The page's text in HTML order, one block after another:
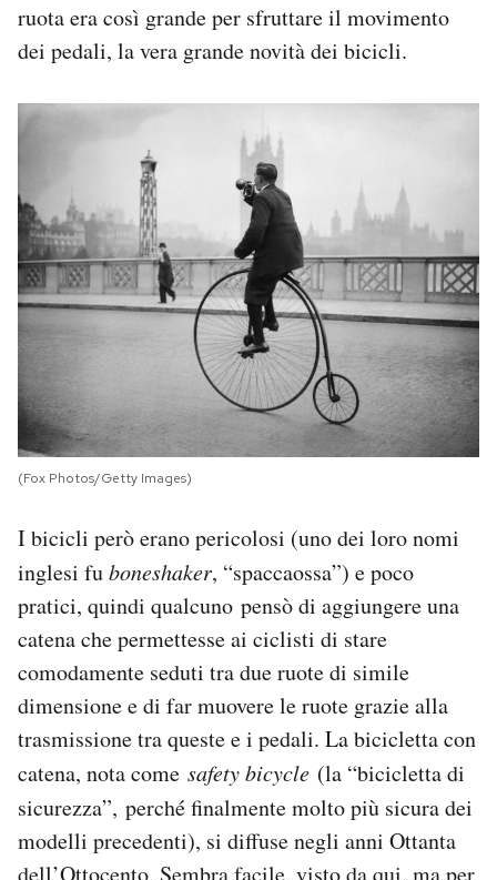
ruota era così grande per sfruttare il movimento
dei pedali, la vera grande novità dei bicicli.
(Fox Photos/Getty Images)
I bicicli però erano pericolosi (uno dei loro nomi
inglesi fuboneshaker, “spaccaossa”) e poco
pratici, quindi qualcuno pensò di aggiungere una
catena che permettesse ai ciclisti di stare
comodamente seduti tra due ruote di simile
dimensione e di far muovere le ruote grazie alla
trasmissione tra queste e i pedali. La bicicletta con
catena, nota come safety bicycle (la “bicicletta di
sicurezza”, perché finalmente molto più sicura dei
modelli precedenti), si diffuse negli anni Ottanta
dell’Ottocento. Sembra facile, visto da qui, ma per